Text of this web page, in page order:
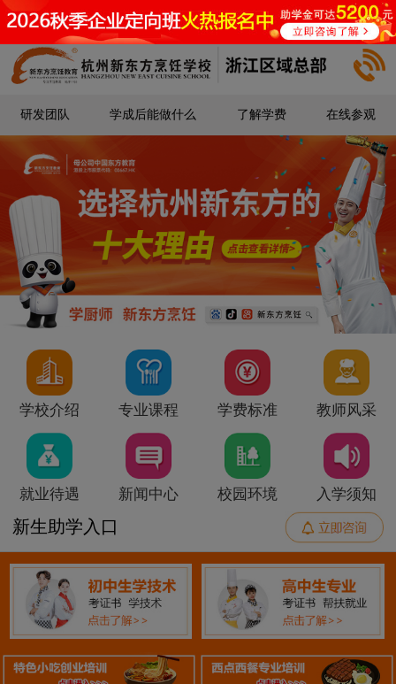
研发团队 学成后能做什么 了解学费 在线参观
学校介绍 专业课程 学费标准 教师风采
就业待遇 新闻中心 校园环境 入学须知
新生助学入口